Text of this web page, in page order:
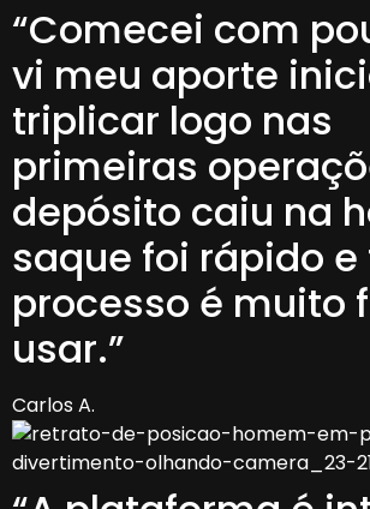
“Comecei com
vi meu aporte
triplicar logo nas
primeiras
depósito caiu na
saque foi rápido e
processo é muito
usar.”
Carlos A.